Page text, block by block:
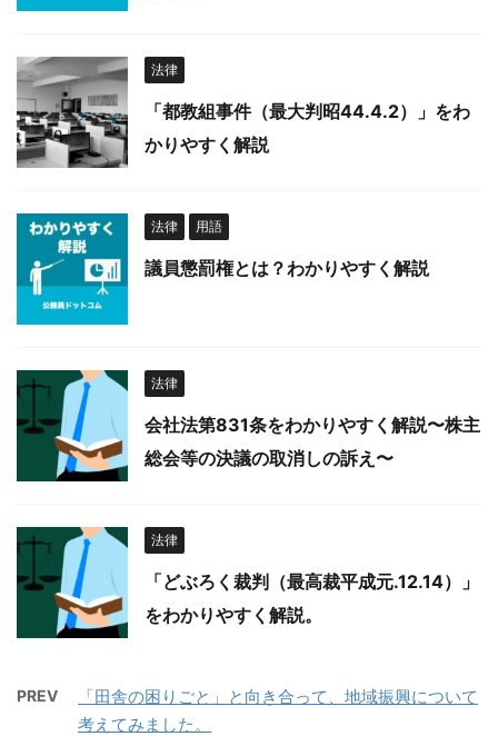
法律
「都教組事件（最大判昭44.4.2）」をわ
かりやすく解説
法律 用語
議員懲罰権とは？わかりやすく解説
法律
会社法第831条をわかりやすく解説〜株主
総会等の決議の取消しの訴え〜
法律
「どぶろく裁判（最高裁平成元.12.14）」
をわかりやすく解説。
PREV
「田舎の困りごと」と向き合って、地域振興について
考えてみました。